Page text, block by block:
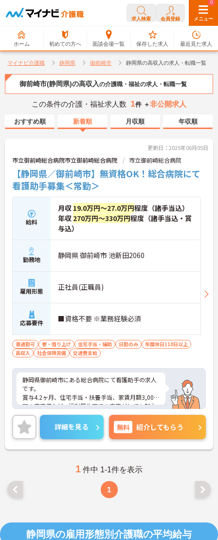
求人検索 会員登録 メニュー
ホーム 初めての方へ 面談会場一覧
0
保存した求人
0
最近見た求人
マイナビ介護職 静岡県 御前崎市 静岡県の高収入の求人・転職一覧
御前崎市(静岡県)の高収入の介護職・福祉の求人・転職一覧
この条件の介護・福祉求人数 1件 ＋非公開求人
おすすめ順 新着順 月収順 年収順
更新日：2025年06月05日
市立御前崎総合病院市立御前崎総合病院 市立御前崎総合病院
【静岡県／御前崎市】無資格OK！総合病院にて
看護助手募集＜常勤＞
給料
月収 19.0万円～27.0万円程度（諸手当込）
年収 270万円～330万円程度（諸手当込・賞
与込）
勤務地 静岡県 御前崎市 池新田2060
雇用形態 正社員(正職員)
応募要件 ■資格不要 ※業務経験必須
車通勤可 寮・借り上げ 住宅手当・補助 日勤のみ
年間休日110日以上
高収入
社会保険完備 交通費支給
静岡県御前崎市にある総合病院にて看護助手の求人
です。
賞与4.2ヶ月、住宅手当・扶養手当、家賃月額3,000
円の寮完備など、福利厚生面での充実がとても魅力
的です！
今回は無資格からでも挑戦できます！研修制度や資
格取得サポート体制も整っていますので、働きなが
らご自身のペースでスキルアップを目指せる職場で
す。この機会にチャレンジしてみませんか？
詳細を見る 無料 紹介してもらう
1 件中 1-1件を表示
1
静岡県の雇用形態別介護職の平均給与